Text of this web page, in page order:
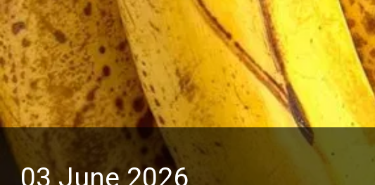
03 June 2026